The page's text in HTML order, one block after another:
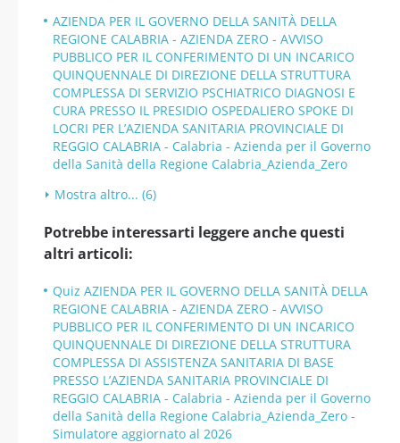
AZIENDA PER IL GOVERNO DELLA SANITÀ DELLA
REGIONE CALABRIA - AZIENDA ZERO - AVVISO
PUBBLICO PER IL CONFERIMENTO DI UN INCARICO
QUINQUENNALE DI DIREZIONE DELLA STRUTTURA
COMPLESSA DI SERVIZIO PSCHIATRICO DIAGNOSI E
CURA PRESSO IL PRESIDIO OSPEDALIERO SPOKE DI
LOCRI PER L’AZIENDA SANITARIA PROVINCIALE DI
REGGIO CALABRIA - Calabria - Azienda per il Governo
della Sanità della Regione Calabria_Azienda_Zero
Mostra altro... (6)
Potrebbe interessarti leggere anche questi
altri articoli:
Quiz AZIENDA PER IL GOVERNO DELLA SANITÀ DELLA
REGIONE CALABRIA - AZIENDA ZERO - AVVISO
PUBBLICO PER IL CONFERIMENTO DI UN INCARICO
QUINQUENNALE DI DIREZIONE DELLA STRUTTURA
COMPLESSA DI ASSISTENZA SANITARIA DI BASE
PRESSO L’AZIENDA SANITARIA PROVINCIALE DI
REGGIO CALABRIA - Calabria - Azienda per il Governo
della Sanità della Regione Calabria_Azienda_Zero -
Simulatore aggiornato al 2026